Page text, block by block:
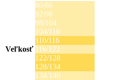
Veľkosť
80/86
92/98
98/104
104/110
110/116
116/122
122/128
128/134
134/140